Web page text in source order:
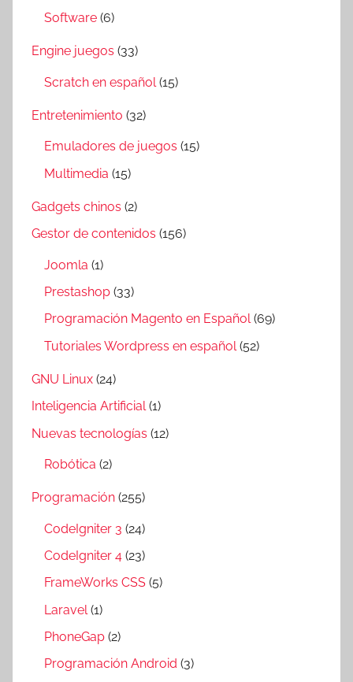
Software (6)
Engine juegos (33)
Scratch en español (15)
Entretenimiento (32)
Emuladores de juegos (15)
Multimedia (15)
Gadgets chinos (2)
Gestor de contenidos (156)
Joomla (1)
Prestashop (33)
Programación Magento en Español(69)
Tutoriales Wordpress en español (52)
GNU Linux (24)
Inteligencia Artificial(1)
Nuevas tecnologías (12)
Robótica (2)
Programación (255)
CodeIgniter 3 (24)
CodeIgniter 4 (23)
FrameWorks CSS (5)
Laravel (1)
PhoneGap (2)
Programación Android (3)